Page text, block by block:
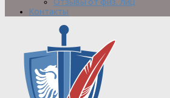
Отзывы от физ. лиц
Контакты